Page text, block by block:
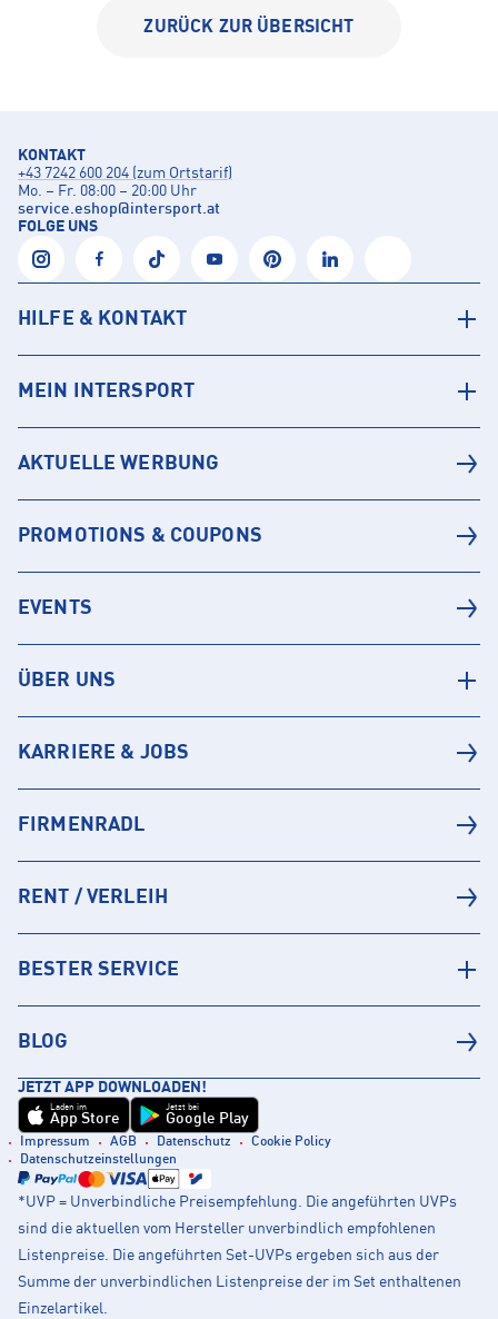
ZURÜCK ZUR ÜBERSICHT
KONTAKT
+43 7242 600 204 (zum Ortstarif)
Mo. – Fr. 08:00 – 20:00 Uhr
service.eshop@intersport.at
FOLGE UNS
HILFE & KONTAKT
MEIN INTERSPORT
AKTUELLE WERBUNG
PROMOTIONS & COUPONS
EVENTS
ÜBER UNS
KARRIERE & JOBS
FIRMENRADL
RENT / VERLEIH
BESTER SERVICE
BLOG
JETZT APP DOWNLOADEN!
Laden im
App Store
Jetzt bei
Google Play
Impressum AGB Datenschutz
Cookie Policy
Datenschutzeinstellungen
*UVP = Unverbindliche Preisempfehlung. Die angeführten UVPs
sind die aktuellen vom Hersteller unverbindlich empfohlenen
Listenpreise. Die angeführten Set-UVPs ergeben sich aus der
Summe der unverbindlichen Listenpreise der im Set enthaltenen
Einzelartikel.